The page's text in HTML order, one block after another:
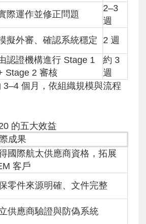
際運作並修正問題
2–3
週
擬外審、確認系統穩定
2 週
認證機構進行 Stage 1
Stage 2 審核
約 3
週
3–4 個月，依組織規模與流程
的五大效益
成果
國際航太供應商資格，拓展
客戶
零件來源明確、文件完整
供應商驗證與防偽系統